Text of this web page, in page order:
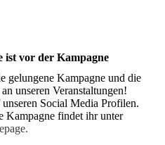
ist vor der Kampagne
gelungene Kampagne und die
unseren Veranstaltungen!
Social Media Profilen.
Kampagne findet ihr unter